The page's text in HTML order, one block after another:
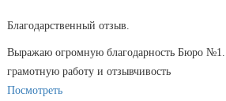
Благодарственный отзыв.
Выражаю огромную благодарность Бюро №1.
грамотную работу и отзывчивость
Посмотреть